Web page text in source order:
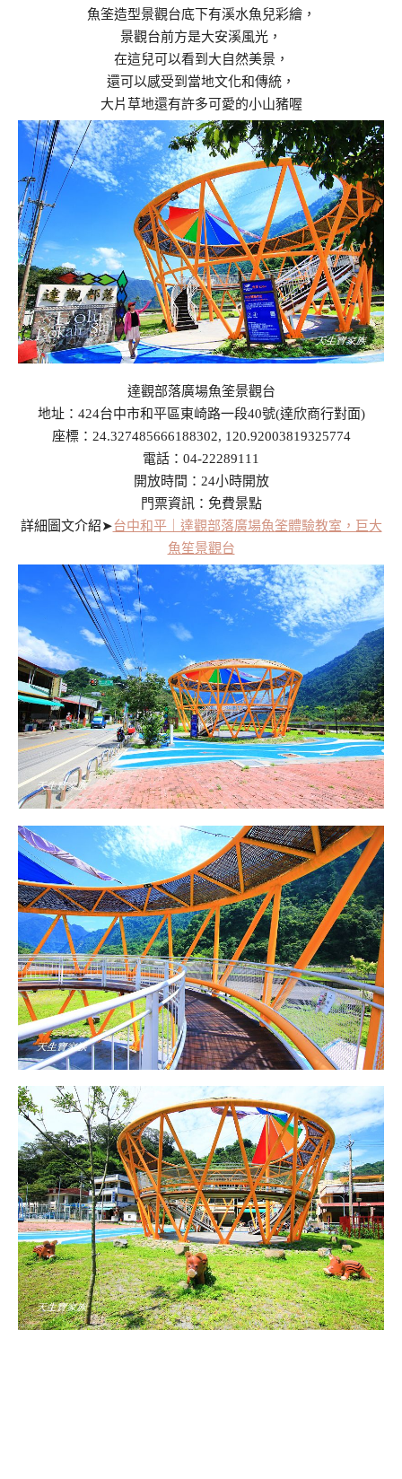
魚筌造型景觀台底下有溪水魚兒彩繪，
景觀台前方是大安溪風光，
在這兒可以看到大自然美景，
還可以感受到當地文化和傳統，
大片草地還有許多可愛的小山豬喔
達觀部落廣場魚筌景觀台
地址：424台中市和平區東崎路一段40號(達欣商行對面)
座標：24.327485666188302, 120.92003819325774
電話：04-22289111
開放時間：24小時開放
門票資訊：免費景點
詳細圖文介紹➤台中和平｜達觀部落廣場魚筌體驗教室，巨大
魚笙景觀台